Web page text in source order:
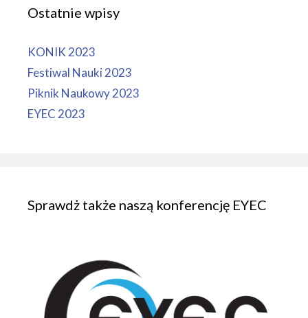
Ostatnie wpisy
KONIK 2023
Festiwal Nauki 2023
Piknik Naukowy 2023
EYEC 2023
Sprawdż także naszą konferencję EYEC